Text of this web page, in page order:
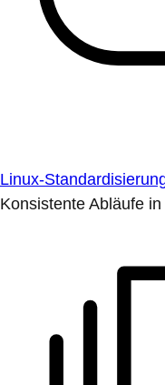
Linux-
Konsistente Abläufe